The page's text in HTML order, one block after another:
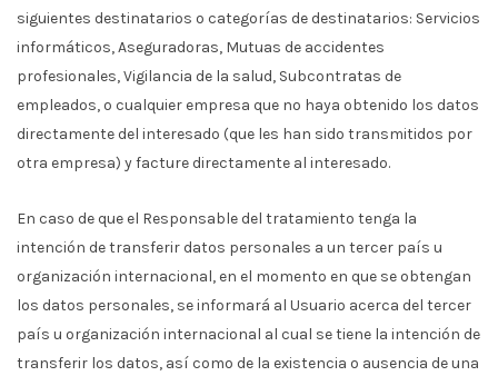
siguientes destinatarios o categorías de destinatarios: Servicios
informáticos, Aseguradoras, Mutuas de accidentes
profesionales, Vigilancia de la salud, Subcontratas de
empleados, o cualquier empresa que no haya obtenido los datos
directamente del interesado (que les han sido transmitidos por
otra empresa) y facture directamente al interesado.
En caso de que el Responsable del tratamiento tenga la
intención de transferir datos personales a un tercer país u
organización internacional, en el momento en que se obtengan
los datos personales, se informará al Usuario acerca del tercer
país u organización internacional al cual se tiene la intención de
transferir los datos, así como de la existencia o ausencia de una